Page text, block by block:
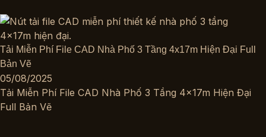
Tải Miễn Phí File CAD Nhà Phố 3 Tầng 4x17m Hiện Đại Full
Bản Vẽ
05/08/2025
Tải Miễn Phí File CAD Nhà Phố 3 Tầng 4x17m Hiện Đại
Full Bản Vẽ